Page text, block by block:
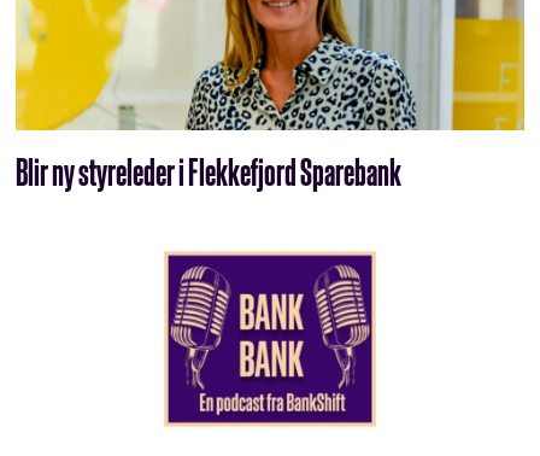
Blir ny styreleder i Flekkefjord Sparebank